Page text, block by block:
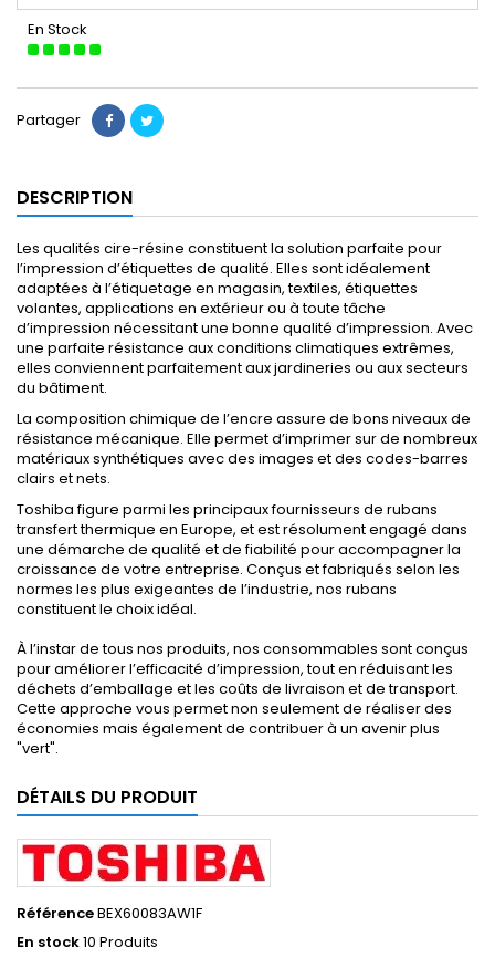
En Stock
Partager
DESCRIPTION
Les qualités cire-résine constituent la solution parfaite pour
l’impression d’étiquettes de qualité. Elles sont idéalement
adaptées à l’étiquetage en magasin, textiles, étiquettes
volantes, applications en extérieur ou à toute tâche
d’impression nécessitant une bonne qualité d’impression. Avec
une parfaite résistance aux conditions climatiques extrêmes,
elles conviennent parfaitement aux jardineries ou aux secteurs
du bâtiment.
La composition chimique de l’encre assure de bons niveaux de
résistance mécanique. Elle permet d’imprimer sur de nombreux
matériaux synthétiques avec des images et des codes-barres
clairs et nets.
Toshiba figure parmi les principaux fournisseurs de rubans
transfert thermique en Europe, et est résolument engagé dans
une démarche de qualité et de fiabilité pour accompagner la
croissance de votre entreprise. Conçus et fabriqués selon les
normes les plus exigeantes de l’industrie, nos rubans
constituent le choix idéal.
À l’instar de tous nos produits, nos consommables sont conçus
pour améliorer l’efficacité d’impression, tout en réduisant les
déchets d’emballage et les coûts de livraison et de transport.
Cette approche vous permet non seulement de réaliser des
économies mais également de contribuer à un avenir plus
"vert".
DÉTAILS DU PRODUIT
RéférenceBEX60083AW1F
En stock10 Produits